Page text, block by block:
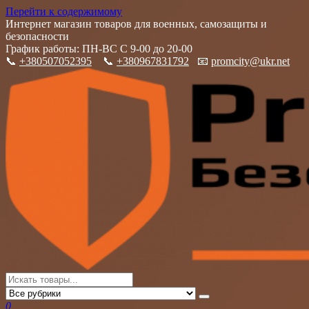
Перейти к содержимому
Интернет магазин товаров для военных, самозащиты и
безопасности
График работы: ПН-ВС С 9-00 до 20-00
📞 +380507052395 📞 +380967831792 📧 promcity@ukr.net
PromCity
Интернет магазин товаров для военных, самозащиты и
безопасности
0